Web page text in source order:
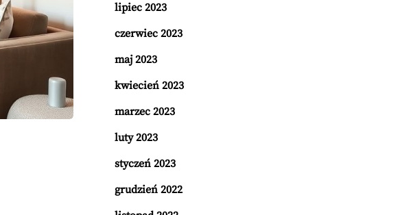
lipiec 2023
czerwiec 2023
maj 2023
kwiecień 2023
marzec 2023
luty 2023
styczeń 2023
grudzień 2022